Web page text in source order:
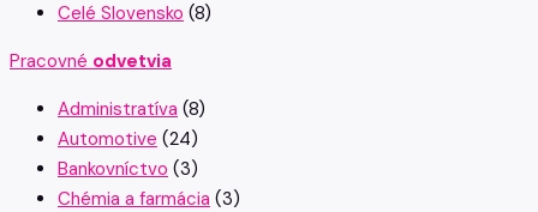
Celé Slovensko (8)
Pracovné odvetvia
Administratíva (8)
Automotive (24)
Bankovníctvo (3)
Chémia a farmácia (3)